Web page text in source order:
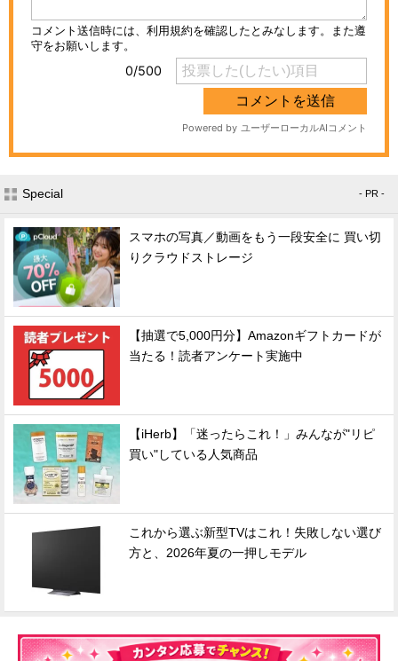
Special - PR -
スマホの写真／動画をもう一段安全に 買い切
りクラウドストレージ
【抽選で5,000円分】Amazonギフトカードが
当たる！読者アンケート実施中
【iHerb】「迷ったらこれ！」みんなが"リピ
買い"している人気商品
これから選ぶ新型TVはこれ！失敗しない選び
方と、2026年夏の一押しモデル